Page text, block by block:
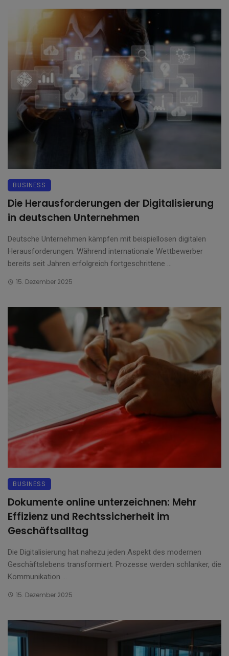
BUSINESS
Die Herausforderungen der Digitalisierung
in deutschen Unternehmen
Deutsche Unternehmen kämpfen mit beispiellosen digitalen
Herausforderungen. Während internationale Wettbewerber
bereits seit Jahren erfolgreich fortgeschrittene ...
15. Dezember 2025
BUSINESS
Dokumente online unterzeichnen: Mehr
Effizienz und Rechtssicherheit im
Geschäftsalltag
Die Digitalisierung hat nahezu jeden Aspekt des modernen
Geschäftslebens transformiert. Prozesse werden schlanker, die
Kommunikation ...
15. Dezember 2025